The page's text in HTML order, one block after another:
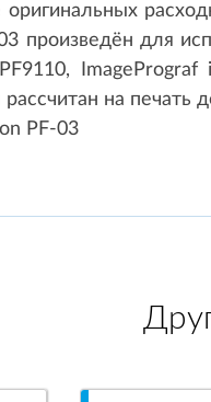
произведён для
рассчитан на
PF-03